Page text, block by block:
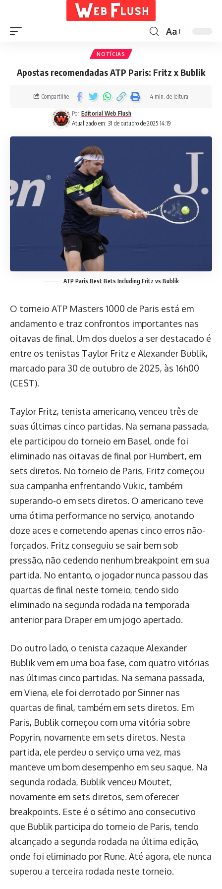
Aa
NOTÍCIAS
Apostas recomendadas ATP Paris: Fritz x Bublik
Atualizado em: 31 de outubro de 2025 14:19
Por Editorial Web Flush
Compartilhe 4 min. de leitura
ATP Paris Best Bets Including Fritz vs Bublik
O torneio ATP Masters 1000 de Paris está em
andamento e traz confrontos importantes nas
oitavas de final. Um dos duelos a ser destacado é
entre os tenistas Taylor Fritz e Alexander Bublik,
marcado para 30 de outubro de 2025, às 16h00
(CEST).
Taylor Fritz, tenista americano, venceu três de
suas últimas cinco partidas. Na semana passada,
ele participou do torneio em Basel, onde foi
eliminado nas oitavas de final por Humbert, em
sets diretos. No torneio de Paris, Fritz começou
sua campanha enfrentando Vukic, também
superando-o em sets diretos. O americano teve
uma ótima performance no serviço, anotando
doze aces e cometendo apenas cinco erros não-
forçados. Fritz conseguiu se sair bem sob
pressão, não cedendo nenhum breakpoint em sua
partida. No entanto, o jogador nunca passou das
quartas de final neste torneio, tendo sido
eliminado na segunda rodada na temporada
anterior para Draper em um jogo apertado.
Do outro lado, o tenista cazaque Alexander
Bublik vem em uma boa fase, com quatro vitórias
nas últimas cinco partidas. Na semana passada,
em Viena, ele foi derrotado por Sinner nas
quartas de final, também em sets diretos. Em
Paris, Bublik começou com uma vitória sobre
Popyrin, novamente em sets diretos. Nesta
partida, ele perdeu o serviço uma vez, mas
manteve um bom desempenho em seu saque. Na
segunda rodada, Bublik venceu Moutet,
novamente em sets diretos, sem oferecer
breakpoints. Este é o sétimo ano consecutivo
que Bublik participa do torneio de Paris, tendo
alcançado a segunda rodada na última edição,
onde foi eliminado por Rune. Até agora, ele nunca
superou a terceira rodada neste torneio.